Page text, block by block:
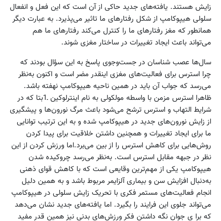
زایش هستند. یافته‌های جدید حاکی از آن است که این فعل و انفعال
سلولی هیپوکامپ از شکل رفتار‌های ما تاثیر می‌پذیرد. به عبارت دیگر
همانطور که مغز رفتارهای ما را کنترل می‌کند رفتارهای ما هم
می‌تواند باعث ایجاد تغییرات در ساختار مغزی شوند.
سال‌ها عصب شناسان در جست‌وجوی پاسخ به این سؤال بودند که
چرا استرس برای فعالیت‌های مغزی اینقدر مضر است و اکنون به‌نظر
می‌رسد که جواب آن باید در همین ناحیه هیپوکامپ نهفته باشد.
ظاهرا استرس مزمن با واسطه مولکولی به نام اینترلوکین ـ1بتا که در
شرایط التهاب و استرس ترشح می‌شود باعث مرگ نورون‌ها و پیشگیری
از زایش نورون‌های جدید در هیپوکامپ شده و به این ترتیب توانایی
ما برای ایجاد تغییرات و همچنین داشتن خلاقیت برای پیدا کردن
روش‌هایی برای کاهش استرس را از بین می‌برد.‌اما ورزش کردن از این
نظر در جبهه مقابل استرس است. به‌نظر می‌رسد چروکیده شدن
هیپوکامپ یکی از مهم‌ترین وقایعی است که با کاهش قوای ذهنی
به‌دنبال افزایش سن و بیماری آلزایمر مربوط باشد و به همین دلیل
انجام فعالیت‌های مستمر فکری با تحریک زایش سلولی در هیپوکامپ
می‌تواند جلوی این فرایند را بگیرد. اما یافته‌های جدید نشان می‌دهد
که برا ی جوان نگه داشتن فکر ورزش‌های بدنی نیز همین قدر مفید